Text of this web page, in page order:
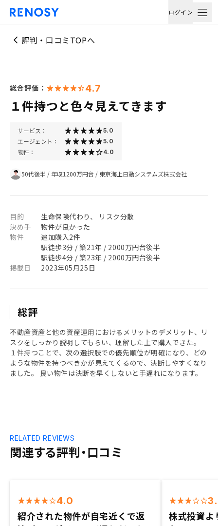
ログイン
評判・口コミTOPへ
総合評価： 4.7
１件持つと色々見えてきます
サービス： 5.0
エージェント： 5.0
物件： 4.0
50代後半 / 年収1200万円台 / 東京海上日動システムズ株式会社
目的
生命保険代わり、 リスク分散
決め手
物件が良かった
物件
追加購入2件
駅徒歩3分 / 築21年 / 2000万円台後半
駅徒歩4分 / 築23年 / 2000万円台後半
掲載日
2023年05月25日
総評
不動産資産と他の資産運用におけるメリットのデメリット、リ
スクをしっかり説明してもらい、理解した上で購入できた。
１件持つことで、次の選択肢での優先順位が明確になり、どの
ような物件を持つべきかが見えてくるので、決断しやすくなり
ました。 良い物件は決断を早くしないと手遅れになります。
関連する評判・口コミ
RELATED REVIEWS
4.0
紹介された物件が自宅近くで返
株式投資よ